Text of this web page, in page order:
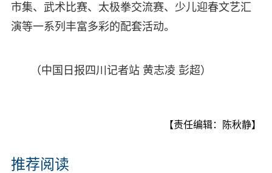
市集、武术比赛、太极拳交流赛、少儿迎春文艺汇
演等一系列丰富多彩的配套活动。
（中国日报四川记者站 黄志凌 彭超）
【责任编辑：陈秋静】
推荐阅读